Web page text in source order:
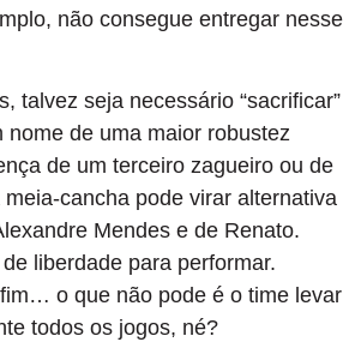
não consegue entregar nesse
talvez seja necessário “sacrificar”
nome de uma maior robustez
de um terceiro zagueiro ou de
cancha pode virar alternativa
Mendes e de Renato.
liberdade para performar.
o que não pode é o time levar
todos os jogos, né?